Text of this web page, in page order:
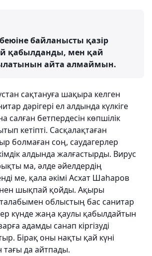
байланысты қазір
қабылданды, мен қай
айта алмаймын.
сақтануға шақыра келген
дәрігері ел алдында күлкіге
салған бетпердесін көпшілік
кетіпті. Сасқалақтаған
болмаған соң, саудагерлер
алдында жалғастырды. Вирус
ма, әлде әйелдердің
ме, қала әкімі Асхат Шаһаров
шықпай қойды. Ақыры
талабымен облыстың бас санитар
күнде жаңа қаулы қабылдайтын
адамды санап кіргізуді
Бірақ оны нақты қай күні
да айтпады.